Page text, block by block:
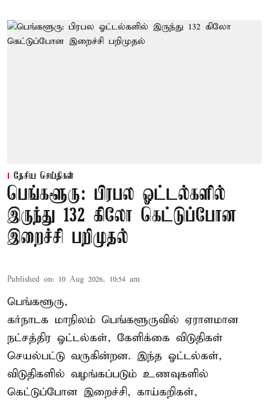
தேசிய செய்திகள்
பெங்களூரு: பிரபல ஓட்டல்களில்
இருந்து 132 கிலோ கெட்டுப்போன
இறைச்சி பறிமுதல்
Published on: 10 Aug 2026, 10:54 am
பெங்களூரு,
கர்நாடக மாநிலம் பெங்களூருவில் ஏராளமான
நட்சத்திர ஓட்டல்கள், கேளிக்கை விடுதிகள்
செயல்பட்டு வருகின்றன. இந்த ஓட்டல்கள்,
விடுதிகளில் வழங்கப்படும் உணவுகளில்
கெட்டுப்போன இறைச்சி, காய்கறிகள்,